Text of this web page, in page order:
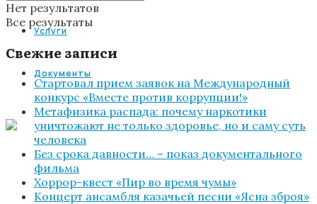
Услуги
Документы
Нет результатов
Все результаты
Свежие записи
Стартовал прием заявок на Международный
конкурс «Вместе против коррупции!»
Метафизика распада: почему наркотики
уничтожают не только здоровье, но и саму суть
человека
Без срока давности… – показ документального
фильма
Хоррор-квест «Пир во время чумы»
Концерт ансамбля казачьей песни «Ясна зброя»